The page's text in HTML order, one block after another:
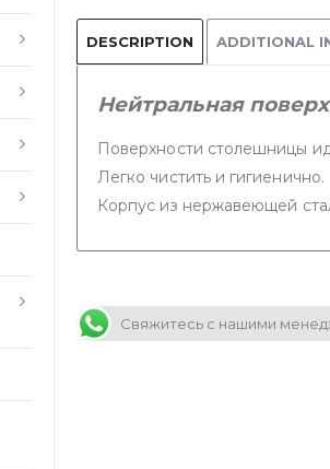
DESCRIPTION ADDITIONAL
Нейтральная
Поверхности столешницы
Легко чистить и гигиенично.
Корпус из нержавеющей
Свяжитесь с нашими